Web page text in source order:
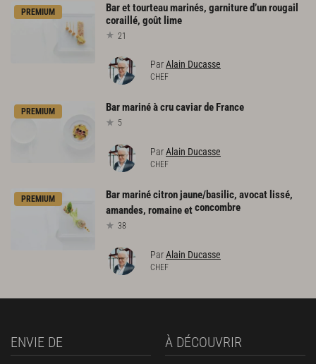
PREMIUM Barettourteaumarinés, garnitured’unrougail
coraillé, goût lime
21
ParAlain Ducasse
CHEF
PREMIUM Barmarinéàcrucaviarde France
5
ParAlain Ducasse
CHEF
PREMIUM
Bar mariné citron jaune/basilic, avocat lissé,
amandes, romaine etconcombre
38
ParAlain Ducasse
CHEF
ENVIE DE À DÉCOUVRIR